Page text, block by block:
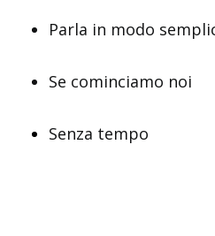
Parla in modo
Se cominciamo noi
Senza tempo